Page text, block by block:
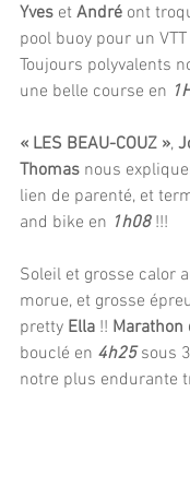
Yves et André ont
pool buoy pour un
Toujours polyvalents
une belle course en
« LES BEAU-COUZ »,
Thomas nous
lien de parenté, et
and bike en 1h08 !!!
Soleil et grosse calor
morue, et grosse
pretty Ella !! Marathon
bouclé en 4h25 sous
notre plus endurante